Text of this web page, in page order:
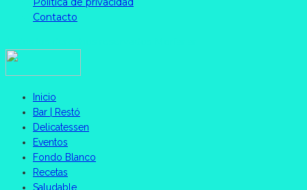
Contacto
Inicio
Bar | Restó
Delicatessen
Eventos
Fondo Blanco
Recetas
Saludable